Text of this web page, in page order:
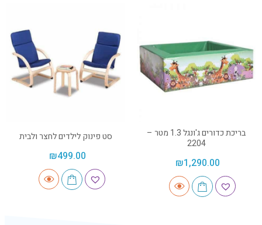
בריכת כדורים ג'ונגל 1.3 מטר –
2204
₪1,290.00
סט פינוק לילדים לחצר ולבית
₪499.00